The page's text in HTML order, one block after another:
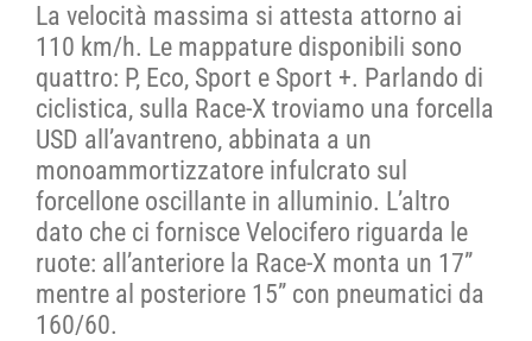
La velocità massima si attesta attorno ai
110 km/h. Le mappature disponibili sono
quattro: P, Eco, Sport e Sport +. Parlando di
ciclistica, sulla Race-X troviamo una forcella
USD all’avantreno, abbinata a un
monoammortizzatore infulcrato sul
forcellone oscillante in alluminio. L’altro
dato che ci fornisce Velocifero riguarda le
ruote: all’anteriore la Race-X monta un 17”
mentre al posteriore 15” con pneumatici da
160/60.